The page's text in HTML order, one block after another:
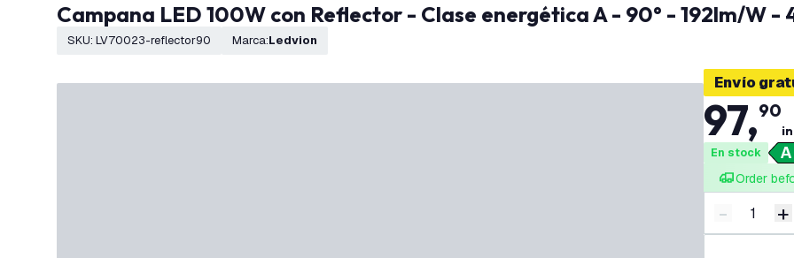
Campana LED 100W con Reflector - Clase energética A - 90° - 192lm/W
SKU: LV70023-reflector90 Marca: Ledvion
Envío
97,90
En stock
Order
Disminuir
- +